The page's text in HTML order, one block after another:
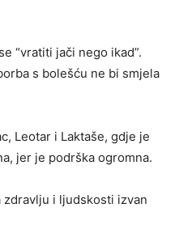
“vratiti jači nego ikad”.
s bolešću ne bi smjela
Leotar i Laktaše, gdje je
jer je podrška ogromna.
i ljudskosti izvan